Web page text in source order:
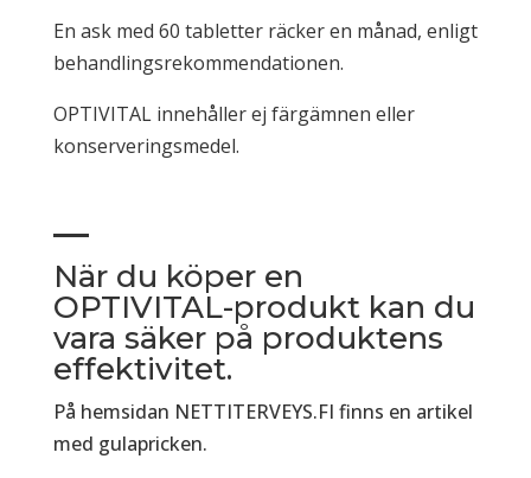
En ask med 60 tabletter räcker en månad, enligt
behandlingsrekommendationen.
OPTIVITAL innehåller ej färgämnen eller
konserveringsmedel.
När du köper en
OPTIVITAL-produkt kan du
vara säker på produktens
effektivitet.
På hemsidan NETTITERVEYS.FI finns en artikel
med gulapricken.